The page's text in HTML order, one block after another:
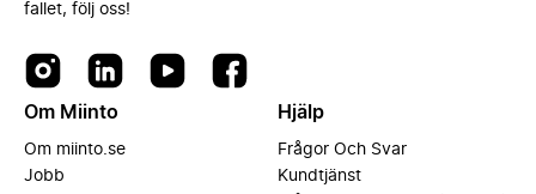
fallet, följ oss!
Om Miinto
Om miinto.se
Jobb
Hjälp
Frågor Och Svar
Kundtjänst